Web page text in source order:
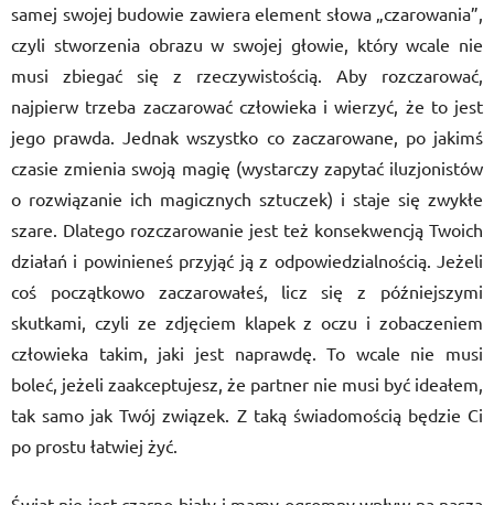
samej swojej budowie zawiera element słowa „czarowania”,
czyli stworzenia obrazu w swojej głowie, który wcale nie
musi zbiegać się z rzeczywistością. Aby rozczarować,
najpierw trzeba zaczarować człowieka i wierzyć, że to jest
jego prawda. Jednak wszystko co zaczarowane, po jakimś
czasie zmienia swoją magię (wystarczy zapytać iluzjonistów
o rozwiązanie ich magicznych sztuczek) i staje się zwykłe
szare. Dlatego rozczarowanie jest też konsekwencją Twoich
działań i powinieneś przyjąć ją z odpowiedzialnością. Jeżeli
coś początkowo zaczarowałeś, licz się z późniejszymi
skutkami, czyli ze zdjęciem klapek z oczu i zobaczeniem
człowieka takim, jaki jest naprawdę. To wcale nie musi
boleć, jeżeli zaakceptujesz, że partner nie musi być ideałem,
tak samo jak Twój związek. Z taką świadomością będzie Ci
po prostu łatwiej żyć.